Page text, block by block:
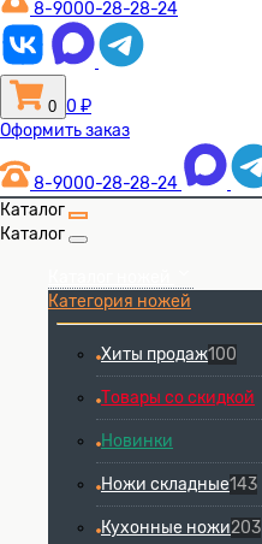
8-9000-28-28-24
0 0 ₽
Оформить заказ
8-9000-28-28-24
Каталог
Каталог
Категория ножей
Хиты продаж100
Товары со скидкой
Новинки
Ножи складные143
Кухонные ножи203